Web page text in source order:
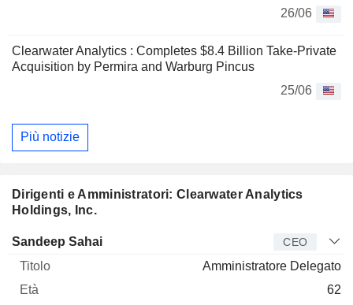
26/06
Clearwater Analytics : Completes $8.4 Billion Take-Private
Acquisition by Permira and Warburg Pincus
25/06
Più notizie
Dirigenti e Amministratori: Clearwater Analytics
Holdings, Inc.
Manager Titolo
Sandeep Sahai CEO
Amministratore Delegato
62